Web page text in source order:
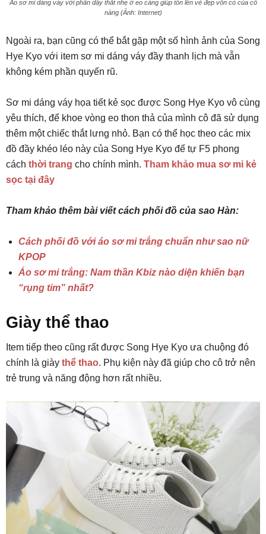
Áo sơ mi dáng váy với phần dây thắt nhẹ ở eo càng giúp tôn lên vẻ đẹp vốn có của cô
nàng (Ảnh: Internet)
Ngoài ra, bạn cũng có thể bắt gặp một số hình ảnh của Song
Hye Kyo với item sơ mi dáng váy đầy thanh lịch mà vẫn
không kém phần quyến rũ.
Sơ mi dáng váy họa tiết kẻ sọc được Song Hye Kyo vô cùng
yêu thích, để khoe vòng eo thon thả của mình cô đã sử dụng
thêm một chiếc thắt lưng nhỏ. Bạn có thể học theo các mix
đồ đầy khéo léo này của Song Hye Kyo để tự F5 phong
cách thời trang cho chính mình. Tham khảo mua sơ mi kẻ
sọc tại đây
Tham khảo thêm bài viết cách phối đồ của sao Hàn:
Cách phối đồ với áo sơ mi trắng chuẩn như sao nữ
KPOP
Áo sơ mi trắng: Nam thần Kbiz nào diện khiến bạn
“rụng tim” nhất?
Giày thể thao
Item tiếp theo cũng rất được Song Hye Kyo ưa chuộng đó
chính là giày thể thao. Phụ kiện này đã giúp cho cô trở nên
trẻ trung và năng động hơn rất nhiều.